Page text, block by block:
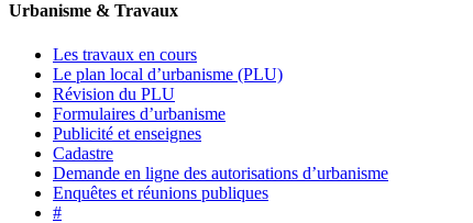
Urbanisme & Travaux
Les travaux en cours
Le plan local d’urbanisme (PLU)
Révision du PLU
Formulaires d’urbanisme
Publicité et enseignes
Cadastre
Demande en ligne des autorisations d’urbanisme
Enquêtes et réunions publiques
#